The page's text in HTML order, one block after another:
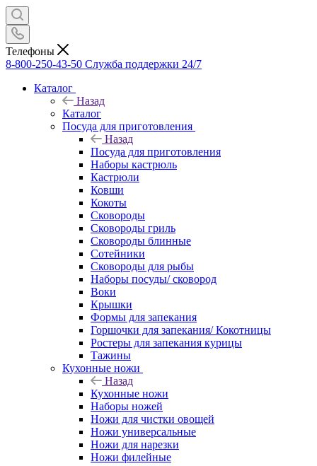
Телефоны
8-800-250-43-50 Служба поддержки 24/7
Каталог
Назад
Каталог
Посуда для приготовления
Назад
Посуда для приготовления
Наборы кастрюль
Кастрюли
Ковши
Кокоты
Сковороды
Сковороды гриль
Сковороды блинные
Сотейники
Сковороды для рыбы
Наборы посуды/ сковород
Воки
Крышки
Формы для запекания
Горшочки для запекания/ Кокотницы
Ростеры для запекания курицы
Тажины
Кухонные ножи
Назад
Кухонные ножи
Наборы ножей
Ножи для чистки овощей
Ножи универсальные
Ножи для нарезки
Ножи филейные